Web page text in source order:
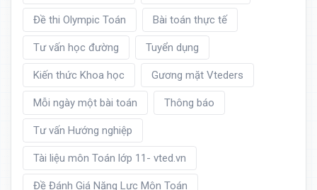
Đề thi Olympic Toán Bài toán thực tế
Tư vấn học đường Tuyển dụng
Kiến thức Khoa học Gương mặt Vteders
Mỗi ngày một bài toán Thông báo
Tư vấn Hướng nghiệp
Tài liệu môn Toán lớp 11- vted.vn
Đề Đánh Giá Năng Lực Môn Toán